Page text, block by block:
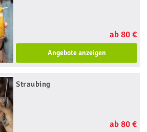
ab 80 €
Angebote anzeigen
Straubing
ab 80 €